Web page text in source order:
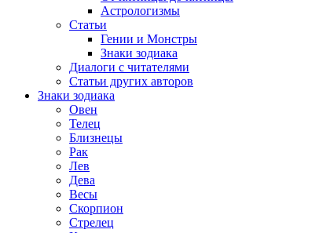
Астрологизмы
Статьи
Гении и Монстры
Знаки зодиака
Диалоги с читателями
Статьи других авторов
Знаки зодиака
Овен
Телец
Близнецы
Рак
Лев
Дева
Весы
Скорпион
Стрелец